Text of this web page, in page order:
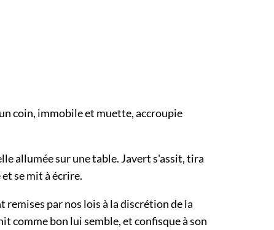
coin, immobile et muette, accroupie
allumée sur une table. Javert s'assit, tira
se mit à écrire.
remises par nos lois à la discrétion de la
comme bon lui semble, et confisque à son